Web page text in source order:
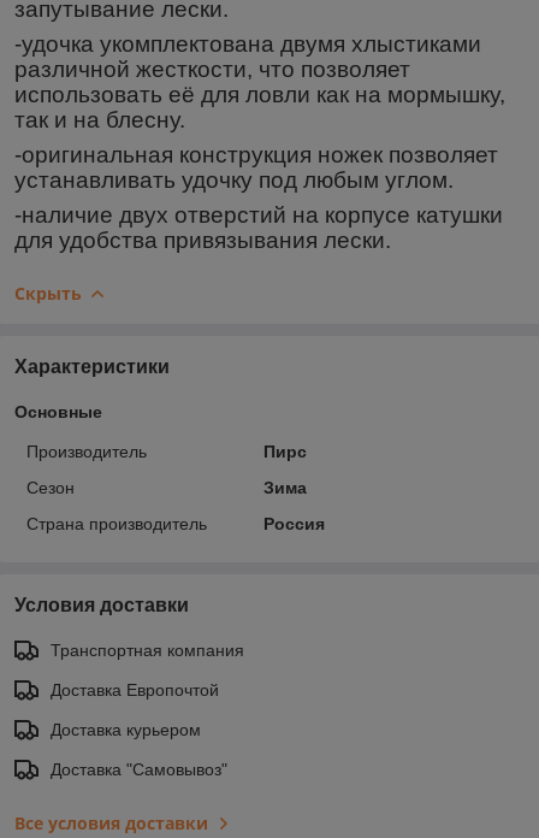
запутывание лески.
-удочка укомплектована двумя хлыстиками
различной жесткости, что позволяет
использовать её для ловли как на мормышку,
так и на блесну.
-оригинальная конструкция ножек позволяет
устанавливать удочку под любым углом.
-наличие двух отверстий на корпусе катушки
для удобства привязывания лески.
Скрыть
Характеристики
Основные
Производитель
Пирс
Сезон
Зима
Страна производитель
Россия
Условия доставки
Транспортная компания
Доставка Европочтой
Доставка курьером
Доставка "Самовывоз"
Все условия доставки